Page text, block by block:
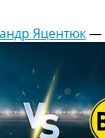
Яцентюк—